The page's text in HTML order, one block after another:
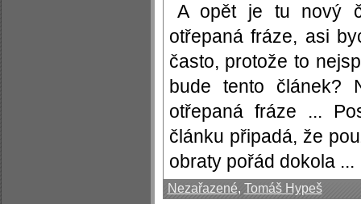
A opět je tu nový
otřepaná fráze, asi
často, protože to
bude tento
otřepaná fráze ...
článku připadá, že
obraty pořád dokola ...
Nezařazené, Tomáš Hypeš